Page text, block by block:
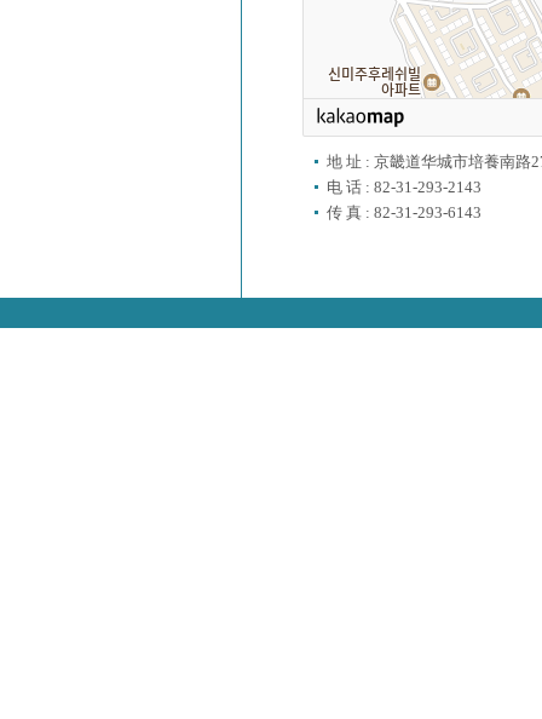
地 址 : 京畿道华城市培養南路
电 话 : 82-31-293-2143
传 真 : 82-31-293-6143